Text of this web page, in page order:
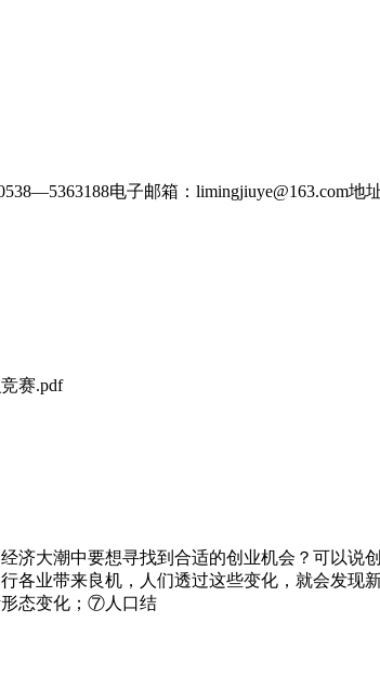
电子邮箱：limingjiuye@163.com
赛.pdf
济大潮中要想寻找到合适的创业机会？可以说
各业带来良机，人们透过这些变化，就会发
态变化；⑦人口结